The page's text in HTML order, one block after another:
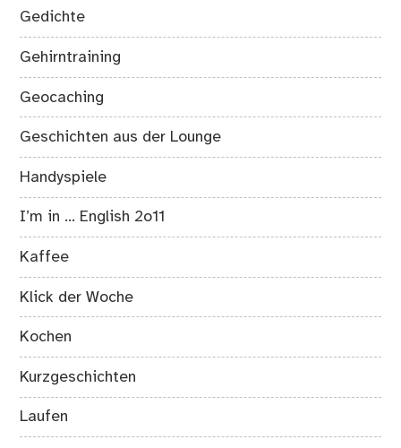
Gedichte
Gehirntraining
Geocaching
Geschichten aus der Lounge
Handyspiele
I’m in … English 2o11
Kaffee
Klick der Woche
Kochen
Kurzgeschichten
Laufen